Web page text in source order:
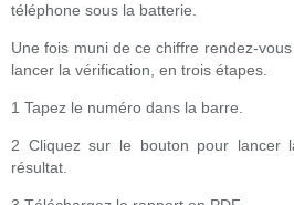
téléphone sous la batterie.
Une fois muni de ce chiffre rendez-
lancer la vérification, en trois étapes.
1 Tapez le numéro dans la barre.
2 Cliquez sur le bouton pour lancer
résultat.